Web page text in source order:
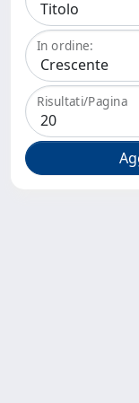
In ordine:
Risultati/Pagina